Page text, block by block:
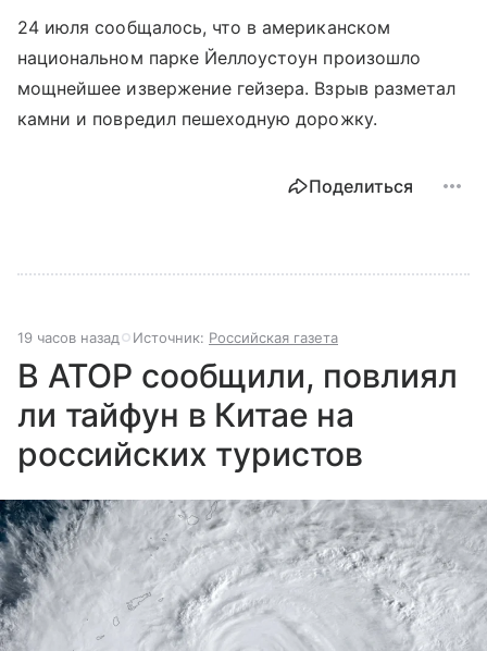
24 июля сообщалось, что в американском
национальном парке Йеллоустоун произошло
мощнейшее извержение гейзера. Взрыв разметал
камни и повредил пешеходную дорожку.
Поделиться
19 часов назад Источник: Российская газета
В АТОР сообщили, повлиял
ли тайфун в Китае на
российских туристов